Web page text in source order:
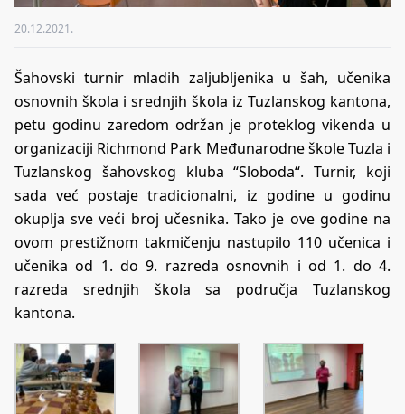
20.12.2021.
Šahovski turnir mladih zaljubljenika u šah, učenika
osnovnih škola i srednjih škola iz Tuzlanskog kantona,
petu godinu zaredom održan je proteklog vikenda u
organizaciji Richmond Park Međunarodne škole Tuzla i
Tuzlanskog šahovskog kluba “Sloboda“. Turnir, koji
sada već postaje tradicionalni, iz godine u godinu
okuplja sve veći broj učesnika. Tako je ove godine na
ovom prestižnom takmičenju nastupilo 110 učenica i
učenika od 1. do 9. razreda osnovnih i od 1. do 4.
razreda srednjih škola sa područja Tuzlanskog
kantona.